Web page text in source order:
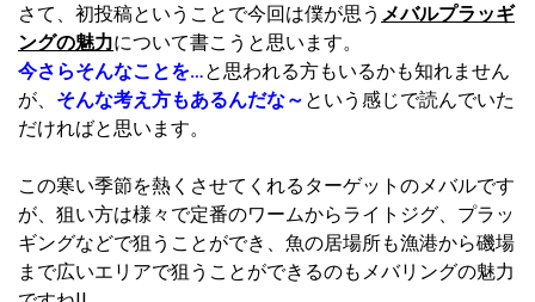
さて、初投稿ということで今回は僕が思う メバルプラッギ
ングの魅力について書こうと思います。
今さらそんなことを…と思われる方もいるかも知れません
が、 そんな考え方もあるんだな～ という感じで読んでいた
だければと思います。
この寒い季節を熱くさせてくれるターゲットのメバルです
が、狙い方は様々で定番のワームからライトジグ、プラッ
ギングなどで狙うことができ、魚の居場所も漁港から磯場
まで広いエリアで狙うことができるのもメバリングの魅力